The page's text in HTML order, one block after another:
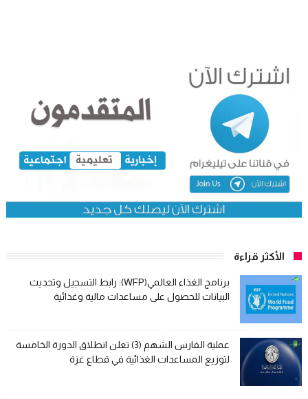
الأكثر قراءة
برنامج الغذاء العالمي(WFP): رابط التسجيل وتحديث
البيانات للحصول على مساعدات مالية وغذائية
عملية الفارس الشهم (3) تعلن انطلاق الدورة الخامسة
لتوزيع المساعدات الغذائية في قطاع غزة